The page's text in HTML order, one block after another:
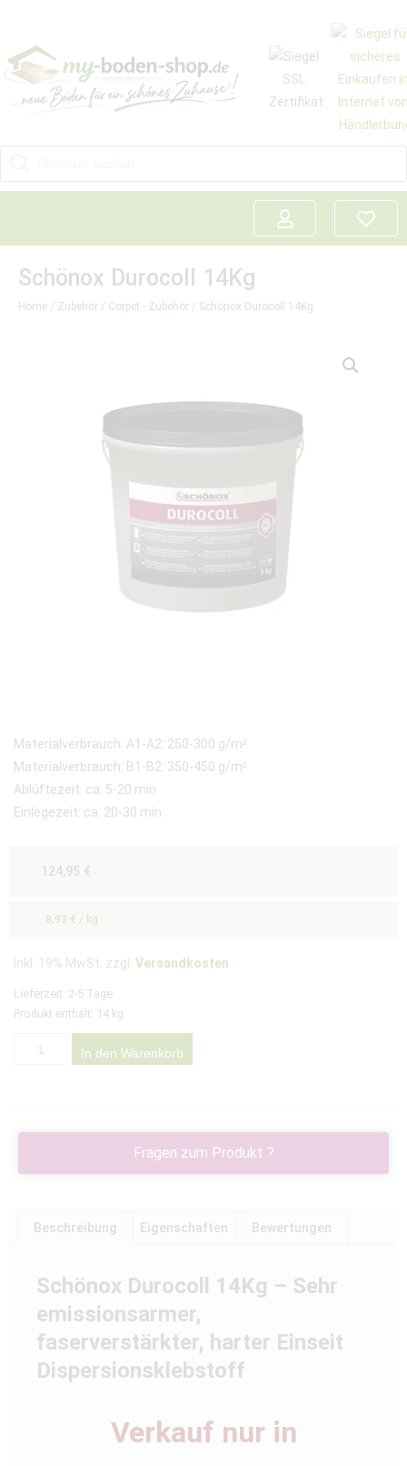
Schönox Durocoll 14Kg
Home / Zubehör / Corpet - Zubehör / Schönox Durocoll 14Kg
Materialverbrauch: A1-A2: 250-300 g/m²
Materialverbrauch: B1-B2: 350-450 g/m²
Ablüftezeit: ca. 5-20 min
Einlegezeit: ca. 20-30 min
124,95 €
8,93 € / kg
Inkl. 19% MwSt. zzgl. Versandkosten
Lieferzeit: 2-5 Tage
Produkt enthält: 14 kg
In den Warenkorb
Fragen zum Produkt ?
Beschreibung Eigenschaften Bewertungen
Schönox Durocoll 14Kg – Sehr
emissionsarmer,
faserverstärkter, harter Einseit
Dispersionsklebstoff
Verkauf nur in